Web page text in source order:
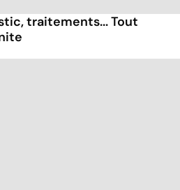
traitements... Tout